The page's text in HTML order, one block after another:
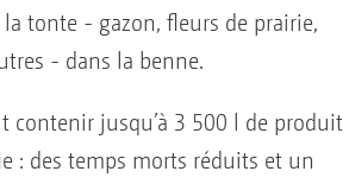
tonte - gazon, fleurs de prairie,
- dans la benne.
contenir jusqu’à 3 500 l de produit
: des temps morts réduits et un